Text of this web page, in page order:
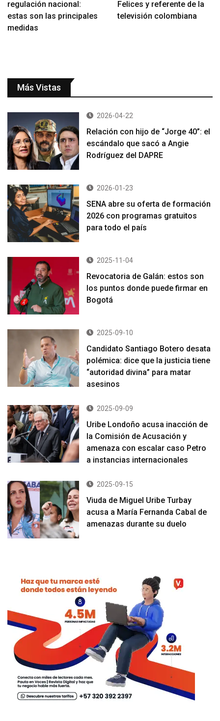
regulación nacional:
estas son las principales
medidas
Felices y referente de la
televisión colombiana
Más Vistas
2026-04-22
Relación con hijo de “Jorge 40”: el
escándalo que sacó a Angie
Rodríguez del DAPRE
2026-01-23
SENA abre su oferta de formación
2026 con programas gratuitos
para todo el país
2025-11-04
Revocatoria de Galán: estos son
los puntos donde puede firmar en
Bogotá
2025-09-10
Candidato Santiago Botero desata
polémica: dice que la justicia tiene
“autoridad divina” para matar
asesinos
2025-09-09
Uribe Londoño acusa inacción de
la Comisión de Acusación y
amenaza con escalar caso Petro
a instancias internacionales
2025-09-15
Viuda de Miguel Uribe Turbay
acusa a María Fernanda Cabal de
amenazas durante su duelo